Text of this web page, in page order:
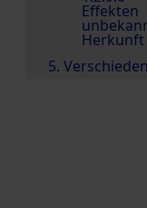
Effekten
Herkunft
5.